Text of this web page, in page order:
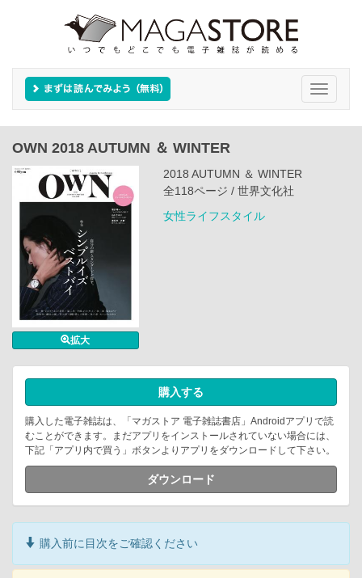
Toggle
OWN 2018 AUTUMN ＆ WINTER
拡大
2018 AUTUMN ＆ WINTER
全118ページ / 世界文化社
女性ライフスタイル
購入する
購入した電子雑誌は、「マガストア 電子雑誌書店」Androidアプリで読
むことができます。まだアプリをインストールされていない場合には、
下記「アプリ内で買う」ボタンよりアプリをダウンロードして下さい。
ダウンロード
購入前に目次をご確認ください